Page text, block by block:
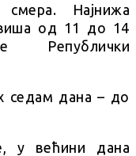
Најнижа
од 11 до 14
Републички
седам дана – до
у већини дана